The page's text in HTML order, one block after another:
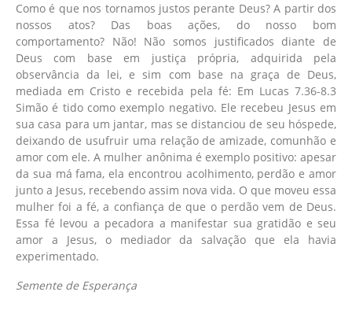
Como é que nos tornamos justos perante Deus? A partir dos
nossos atos? Das boas ações, do nosso bom
comportamento? Não! Não somos justificados diante de
Deus com base em justiça própria, adquirida pela
observância da lei, e sim com base na graça de Deus,
mediada em Cristo e recebida pela fé: Em Lucas 7.36-8.3
Simão é tido como exemplo negativo. Ele recebeu Jesus em
sua casa para um jantar, mas se distanciou de seu hóspede,
deixando de usufruir uma relação de amizade, comunhão e
amor com ele. A mulher anônima é exemplo positivo: apesar
da sua má fama, ela encontrou acolhimento, perdão e amor
junto a Jesus, recebendo assim nova vida. O que moveu essa
mulher foi a fé, a confiança de que o perdão vem de Deus.
Essa fé levou a pecadora a manifestar sua gratidão e seu
amor a Jesus, o mediador da salvação que ela havia
experimentado.
Semente de Esperança